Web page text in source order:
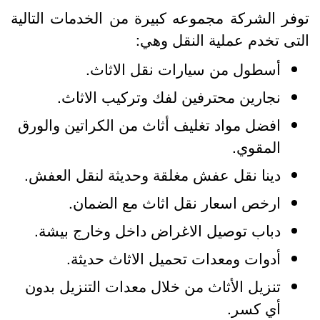
الشركة مجموعه كبيرة من الخدمات التالية
تخدم عملية النقل وهي:
أسطول من سيارات نقل الاثاث.
نجارين محترفين لفك وتركيب الاثاث.
افضل مواد تغليف أثاث من الكراتين والورق
المقوي.
دينا نقل عفش مغلقة وحديثة لنقل العفش.
ارخص اسعار نقل اثاث مع الضمان.
دباب توصيل الاغراض داخل وخارج بيشة.
أدوات ومعدات تحميل الاثاث حديثة.
تنزيل الأثاث من خلال معدات التنزيل بدون
أي كسر.